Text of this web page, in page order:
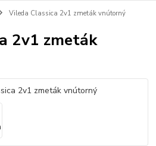
Vileda Classica 2v1 zmeták vnútorný
2v1 zmeták